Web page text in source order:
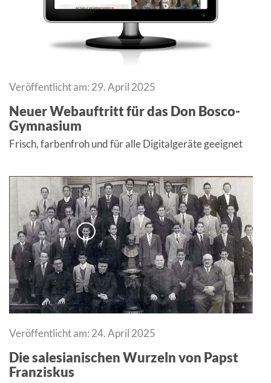
Veröffentlicht am: 29. April 2025
Neuer Webauftritt für das Don Bosco-
Gymnasium
Frisch, farbenfroh und für alle Digitalgeräte geeignet
Veröffentlicht am: 24. April 2025
Die salesianischen Wurzeln von Papst
Franziskus